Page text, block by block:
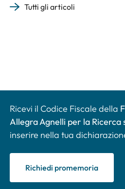
Tutti gli articoli
Ricevi il Codice Fiscale della
Allegra Agnelli per la Ricerca
inserire nella tua
Richiedi promemoria